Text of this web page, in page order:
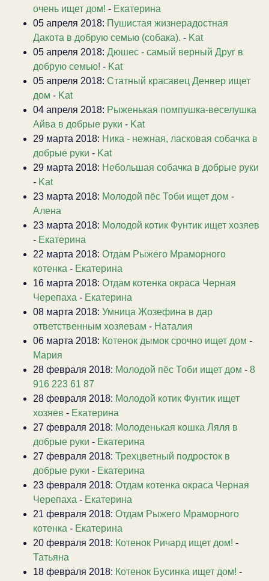
очень ищет дом! - Екатерина
05 апреля 2018: Пушистая жизнерадостная
Дакота в добрую семью (собака). - Kat
05 апреля 2018: Дюшес - самый верный Друг в
добрую семью! - Kat
05 апреля 2018: Статный красавец Денвер ищет
дом - Kat
04 апреля 2018: Рыженькая помпушка-веселушка
Айва в добрые руки - Kat
29 марта 2018: Ника - нежная, ласковая собачка в
добрые руки - Kat
29 марта 2018: Небольшая собачка в добрые руки
- Kat
23 марта 2018: Молодой пёс Тоби ищет дом -
Алена
23 марта 2018: Молодой котик Фунтик ищет хозяев
- Екатерина
22 марта 2018: Отдам Рыжего Мраморного
котенка - Екатерина
16 марта 2018: Отдам котенка окраса Черная
Черепаха - Екатерина
08 марта 2018: Умница Жозефина в дар
ответственным хозяевам - Наталия
06 марта 2018: Котенок дымок срочно ищет дом -
Мария
28 февраля 2018: Молодой пёс Тоби ищет дом - 8
916 223 61 87
28 февраля 2018: Молодой котик Фунтик ищет
хозяев - Екатерина
27 февраля 2018: Молоденькая кошка Ляля в
добрые руки - Екатерина
27 февраля 2018: Трехцветный подросток в
добрые руки - Екатерина
23 февраля 2018: Отдам котенка окраса Черная
Черепаха - Екатерина
21 февраля 2018: Отдам Рыжего Мраморного
котенка - Екатерина
20 февраля 2018: Котенок Ричард ищет дом! -
Татьяна
18 февраля 2018: Котенок Бусинка ищет дом! -